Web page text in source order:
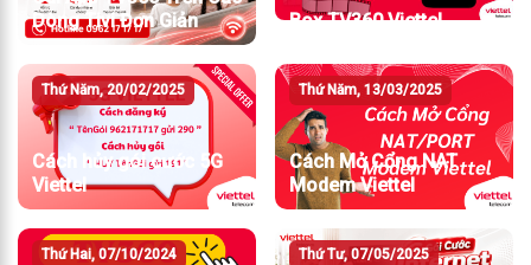
Dòng Tivi Đơn Giản
Box TV360 Viettel
Thứ Năm, 20/02/2025
Cách hủy gói cước 5G
Viettel
Thứ Năm, 13/03/2025
Cách Mở Cổng NAT
Modem Viettel
Thứ Hai, 07/10/2024 Thứ Tư, 07/05/2025